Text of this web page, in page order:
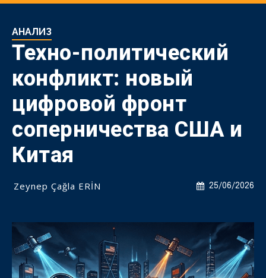
АНАЛИЗ
Техно-политический
конфликт: новый
цифровой фронт
соперничества США и
Китая
25/06/2026
Zeynep Çağla ERİN